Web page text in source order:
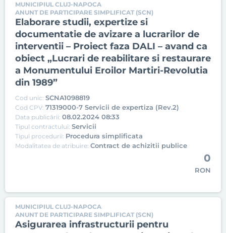
MUNICIPIUL CLUJ-NAPOCA
ANUNT DE PARTICIPARE SIMPLIFICAT (SCN)
Elaborare studii, expertize si
documentatie de avizare a lucrarilor de
interventii – Proiect faza DALI – avand ca
obiect „Lucrari de reabilitare si restaurare
a Monumentului Eroilor Martiri-Revolutia
din 1989”
Cod unic: SCNA1098819
Cod CPV: 71319000-7 Servicii de expertiza (Rev.2)
Data publicării: 08.02.2024 08:33
Tipul contractului: Servicii
Tipul procedurii: Procedura simplificata
Modalitatea de atribuire: Contract de achizitii publice
0
RON
MUNICIPIUL CLUJ-NAPOCA
ANUNT DE PARTICIPARE SIMPLIFICAT (SCN)
Asigurarea infrastructurii pentru